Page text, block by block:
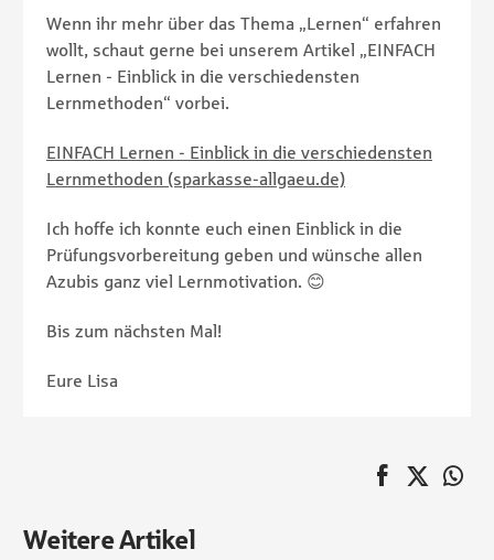
Wenn ihr mehr über das Thema „Lernen“ erfahren
wollt, schaut gerne bei unserem Artikel „EINFACH
Lernen - Einblick in die verschiedensten
Lernmethoden“ vorbei.
EINFACH Lernen - Einblick in die verschiedensten
Lernmethoden (sparkasse-allgaeu.de)
Ich hoffe ich konnte euch einen Einblick in die
Prüfungsvorbereitung geben und wünsche allen
Azubis ganz viel Lernmotivation. 😊
Bis zum nächsten Mal!
Eure Lisa
auf
Weitere Artikel